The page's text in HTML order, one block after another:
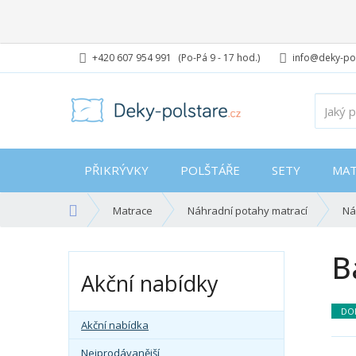
(Po-Pá 9 - 17 hod.)
+420 607 954 991 info@deky-
PŘIKRÝVKY POLŠTÁŘE SETY
s
r
Matrace Náhradní potahy matrací
Akční nabídky
Akční nabídka
Nejprodávanější